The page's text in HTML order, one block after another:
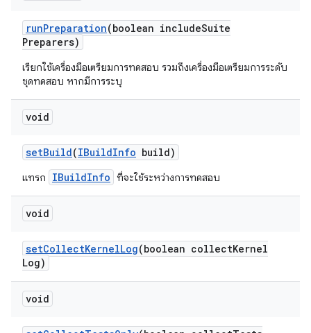
runPreparation(boolean includeSuite
Preparers)
เรียกใช้เครื่องมือเตรียมการทดสอบ รวมถึงเครื่องมือเตรียมการระดับ
ชุดทดสอบ หากมีการระบุ
void
setBuild(IBuildInfo build)
แทรก IBuildInfo ที่จะใช้ระหว่างการทดสอบ
void
setCollectKernelLog(boolean collectKernel
Log)
void